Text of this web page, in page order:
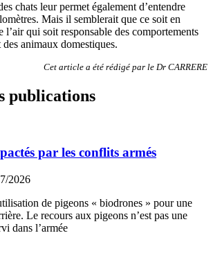
chats leur permet également d’entendre
Mais il semblerait que ce soit en
l’air qui soit responsable des comportements
animaux domestiques.
Cet article a été rédigé par le Dr CARRERE
publications
par les conflits armés
2026
de pigeons « biodrones » pour une
Le recours aux pigeons n’est pas une
dans l’armée